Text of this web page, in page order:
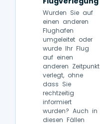
Wurden Sie auf
einen anderen
Flughafen
umgeleitet oder
wurde Ihr Flug
auf einen
anderen Zeitpunkt
verlegt, ohne
dass Sie
rechtzeitig
informiert
wurden? Auch in
diesen Fällen